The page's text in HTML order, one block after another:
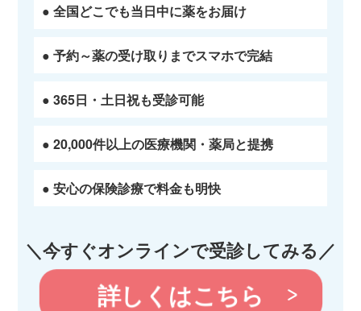
● 全国どこでも当日中に薬をお届け
● 予約～薬の受け取りまでスマホで完結
● 365日・土日祝も受診可能
● 20,000件以上の医療機関・薬局と提携
● 安心の保険診療で料金も明快
＼今すぐオンラインで受診してみる／
詳しくはこちら